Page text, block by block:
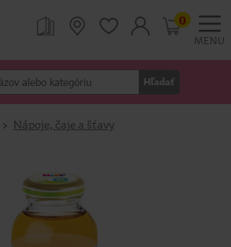
MENU
Hľadať
0
> Nápoje, čaje a šťavy